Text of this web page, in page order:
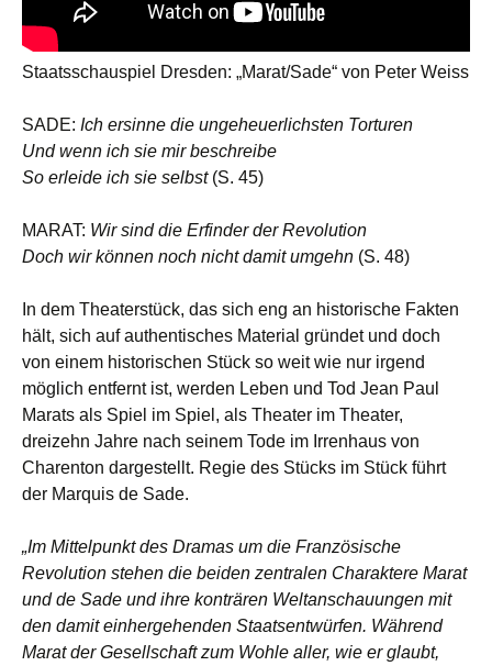
Staatsschauspiel Dresden: „Marat/Sade“ von Peter Weiss
SADE: Ich ersinne die ungeheuerlichsten Torturen
Und wenn ich sie mir beschreibe
So erleide ich sie selbst(S. 45)
MARAT: Wir sind die Erfinder der Revolution
Doch wir können noch nicht damit umgehn (S. 48)
In dem Theaterstück, das sich eng an historische Fakten
hält, sich auf authentisches Material gründet und doch
von einem historischen Stück so weit wie nur irgend
möglich entfernt ist, werden Leben und Tod Jean Paul
Marats als Spiel im Spiel, als Theater im Theater,
dreizehn Jahre nach seinem Tode im Irrenhaus von
Charenton dargestellt. Regie des Stücks im Stück führt
der Marquis de Sade.
„Im Mittelpunkt des Dramas um die Französische
Revolution stehen die beiden zentralen Charaktere Marat
und de Sade und ihre konträren Weltanschauungen mit
den damit einhergehenden Staatsentwürfen. Während
Marat der Gesellschaft zum Wohle aller, wie er glaubt,